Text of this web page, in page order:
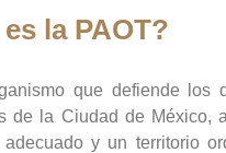
la PAOT?
que defiende los
de la Ciudad de México,
adecuado y un territorio